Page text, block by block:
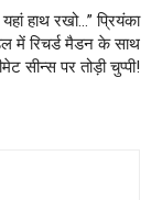
हाथ रखो…” प्रियंका
में रिचर्ड मैडन के साथ
सीन्स पर तोड़ी चुप्पी!